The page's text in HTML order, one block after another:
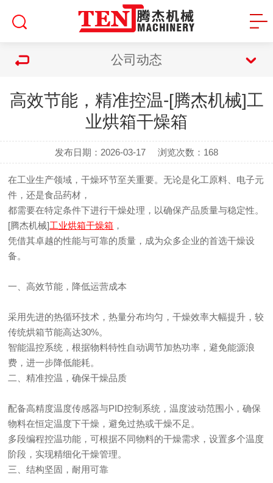
公司动态
高效节能，精准控温-[腾杰机械]工
业烘箱干燥箱
发布日期：2026-03-17 浏览次数： 168
在工业生产领域，干燥环节至关重要。无论是化工原料、电子元
件，还是食品药材，
都需要在特定条件下进行干燥处理，以确保产品质量与稳定性。
[腾杰机械]工业烘箱干燥箱 ，
凭借其卓越的性能与可靠的质量，成为众多企业的首选干燥设
备。
一、高效节能，降低运营成本
采用先进的热循环技术，热量分布均匀，干燥效率大幅提升，较
传统烘箱节能高达30%。
智能温控系统，根据物料特性自动调节加热功率，避免能源浪
费，进一步降低能耗。
二、精准控温，确保干燥品质
配备高精度温度传感器与PID控制系统，温度波动范围小，确保
物料在恒定温度下干燥，避免过热或干燥不足。
多段编程控温功能，可根据不同物料的干燥需求，设置多个温度
阶段，实现精细化干燥管理。
三、结构坚固，耐用可靠